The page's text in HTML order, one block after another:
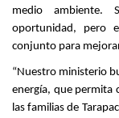
medio ambiente.
oportunidad, pero
conjunto para
“Nuestro ministerio
energía, que permita
las familias de